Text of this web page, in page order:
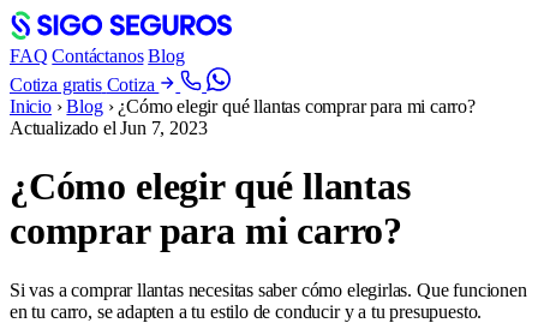
FAQ Contáctanos Blog
Cotiza gratis Cotiza
Inicio › Blog › ¿Cómo elegir qué llantas comprar para mi carro?
Actualizado elJun 7, 2023
¿Cómo elegir qué llantas
comprar para mi carro?
Si vas a comprar llantas necesitas saber cómo elegirlas. Que funcionen
en tu carro, se adapten a tu estilo de conducir y a tu presupuesto.